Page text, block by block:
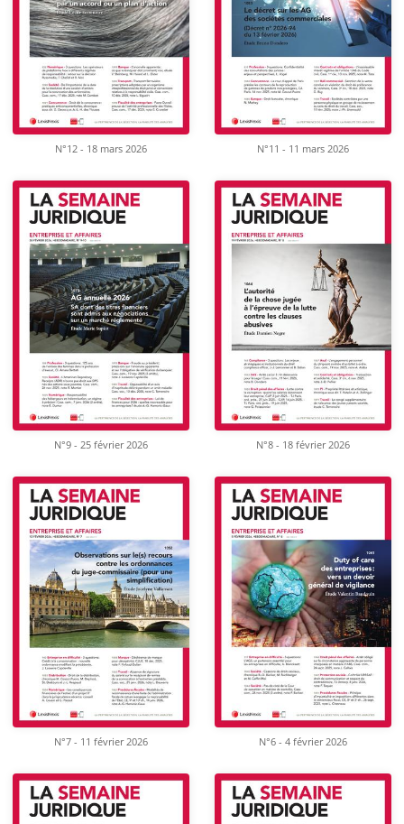
N°12 - 18 mars 2026 N°11 - 11 mars 2026
N°9 - 25 février 2026 N°8 - 18 février 2026
N°7 - 11 février 2026 N°6 - 4 février 2026